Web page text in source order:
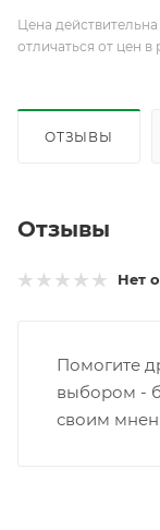
Цена
отличаться от цен в
ОТЗЫВЫ
Отзывы
Нет
Помогите
выбором -
своим